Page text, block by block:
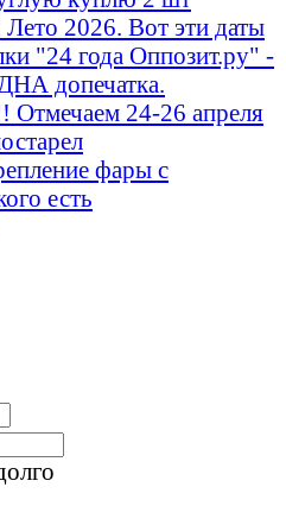
2026. Вот эти даты
"24 года Оппозит.ру" -
допечатка.
Отмечаем 24-26 апреля
фары с
есть